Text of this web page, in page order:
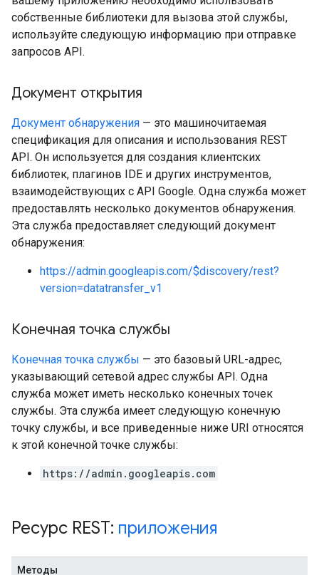
собственные библиотеки для вызова этой службы,
используйте следующую информацию при отправке
запросов API.
Документ открытия
Документ обнаружения — это машиночитаемая
спецификация для описания и использования REST
API. Он используется для создания клиентских
библиотек, плагинов IDE и других инструментов,
взаимодействующих с API Google. Одна служба может
предоставлять несколько документов обнаружения.
Эта служба предоставляет следующий документ
обнаружения:
https://admin.googleapis.com/$discovery/rest?
version=datatransfer_v1
Конечная точка службы
Конечная точка службы — это базовый URL-адрес,
указывающий сетевой адрес службы API. Одна
служба может иметь несколько конечных точек
службы. Эта служба имеет следующую конечную
точку службы, и все приведенные ниже URI относятся
к этой конечной точке службы:
https://admin.googleapis.com
Ресурс REST: приложения
Методы